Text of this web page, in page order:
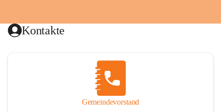
Kontakte
Gemeindevorstand